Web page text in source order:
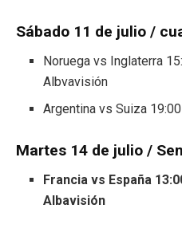
Sábado 11 de julio /
Noruega vs Inglaterra
Albvavisión
Argentina vs Suiza
Martes 14 de julio /
Francia vs España
Albavisión